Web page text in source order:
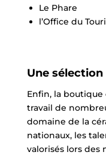
Le Phare
l’Office du
Une
Enfin, la
travail de
domaine de la
nationaux, les
valorisés lors des